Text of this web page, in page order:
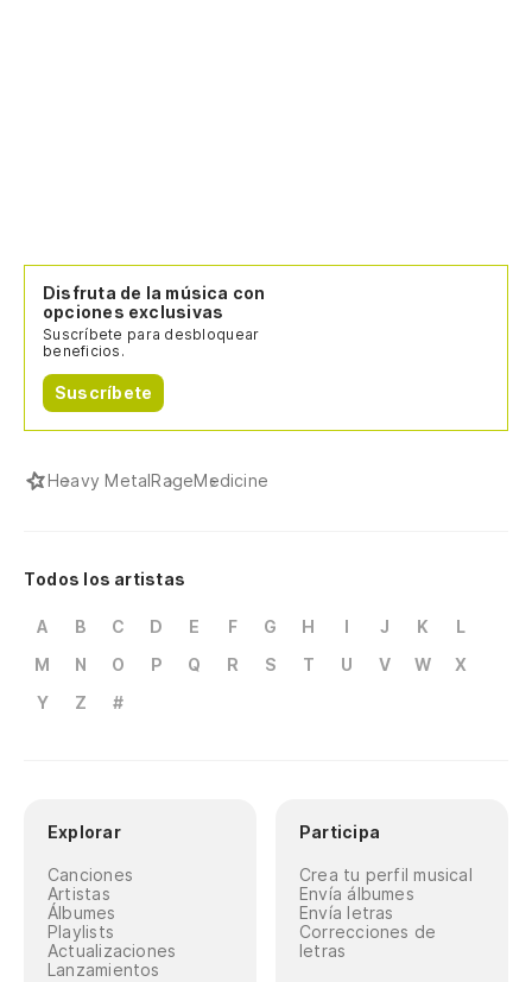
Disfruta de la música con
opciones exclusivas
Suscríbete para desbloquear
beneficios.
Suscríbete
Heavy MetalRageMedicine
Todos los artistas
A B C D E F G H I J K
L
M
N O P Q R S T U V W
X
Y
Z #
Explorar
Canciones
Artistas
Álbumes
Playlists
Actualizaciones
Lanzamientos
Participa
Crea tu perfil musical
Envía álbumes
Envía letras
Correcciones de
letras